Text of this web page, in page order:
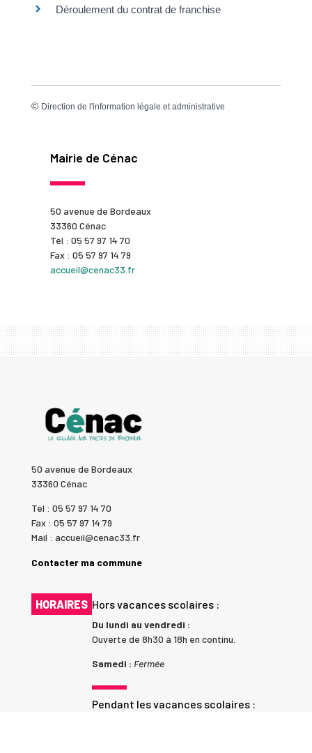
Déroulement du contrat de franchise
© Direction de l'information légale et administrative
Mairie de Cénac
50 avenue de Bordeaux
33360 Cénac
Tél : 05 57 97 14 70
Fax : 05 57 97 14 79
accueil@cenac33.fr
50 avenue de Bordeaux
33360 Cénac
Tél : 05 57 97 14 70
Fax : 05 57 97 14 79
Mail : accueil@cenac33.fr
Contacter ma commune
HORAIRES Hors vacances scolaires :
Du lundi au vendredi :
Ouverte de 8h30 à 18h en continu.
Samedi : Fermée
Pendant les vacances scolaires :